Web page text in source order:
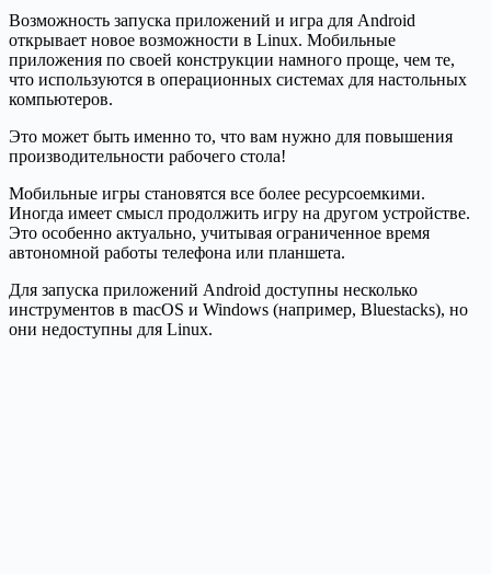
Возможность запуска приложений и игра для Android
открывает новое возможности в Linux. Мобильные
приложения по своей конструкции намного проще, чем те,
что используются в операционных системах для настольных
компьютеров.
Это может быть именно то, что вам нужно для повышения
производительности рабочего стола!
Мобильные игры становятся все более ресурсоемкими.
Иногда имеет смысл продолжить игру на другом устройстве.
Это особенно актуально, учитывая ограниченное время
автономной работы телефона или планшета.
Для запуска приложений Android доступны несколько
инструментов в macOS и Windows (например, Bluestacks), но
они недоступны для Linux.